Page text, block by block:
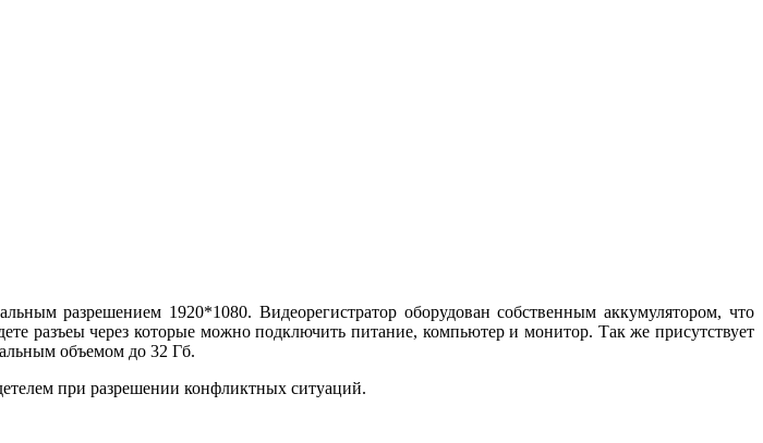
разрешением 1920*1080. Видеорегистратор оборудован собственным аккумулятором, что
разъеы через которые можно подключить питание, компьютер и монитор. Так же присутствует
объемом до 32 Гб.
при разрешении конфликтных ситуаций.